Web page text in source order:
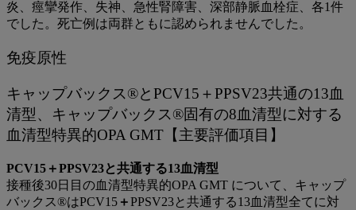
炎、痙攣発作、失神、急性腎障害、深部静脈血栓症、各1件
でした。死亡例は両群ともに認められませんでした。
免疫原性
キャップバックス®とPCV15＋PPSV23共通の13血
清型、キャップバックス®固有の8血清型に対する
血清型特異的OPA GMT【主要評価項目】
PCV15＋PPSV23と共通する13血清型
接種後30日目の血清型特異的OPA GMT について、キャップ
バックス®はPCV15 ＋PPSV23と共通する13血清型全てに対